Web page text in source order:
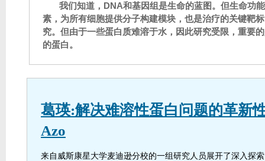
我们知道，DNA和基因组是生命的蓝图。但生命功
素，为所有细胞提供分子构建模块，也是治疗的关键靶
究。但由于一些蛋白质难溶于水，因此研究受限，重要
的蛋白。
葛瑛:解决难溶性蛋白问题的革
Azo
来自威斯康星大学麦迪逊分校的一组研究人员展开了深入探